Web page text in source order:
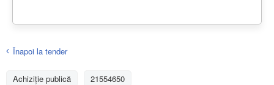
Înapoi la tender
Achiziţie publică 21554650